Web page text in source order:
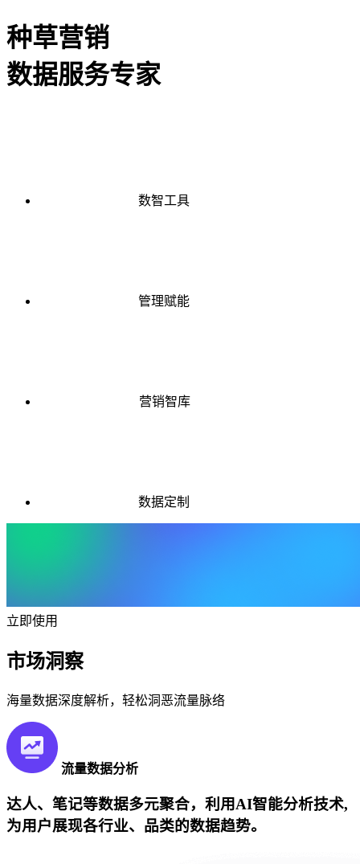
种草营销
数据服务专家
数智工具
管理赋能
营销智库
数据定制
立即使用
市场洞察
海量数据深度解析，轻松洞恶流量脉络
流量数据分析
达人、笔记等数据多元聚合，利用AI智能分析技术,
为用户展现各行业、品类的数据趋势。